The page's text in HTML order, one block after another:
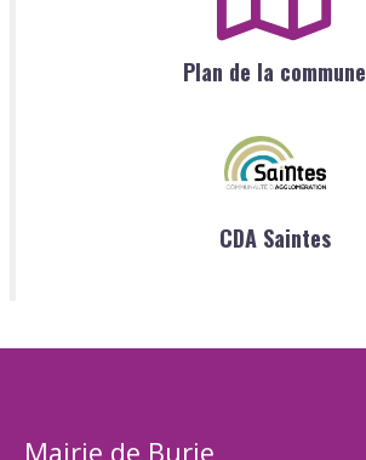
Plan de la commune
CDA Saintes
Mairie de Burie